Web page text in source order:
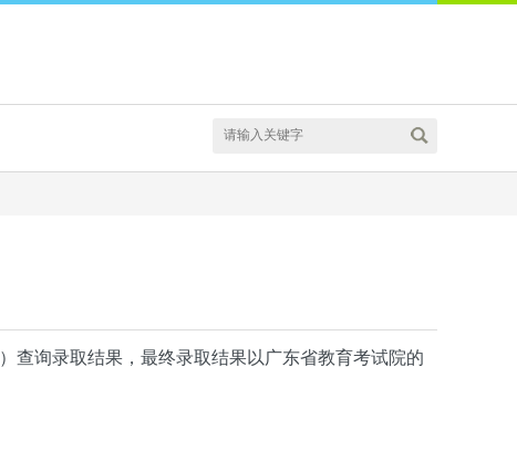
）查询录取结果，最终录取结果以广东省教育考试院的